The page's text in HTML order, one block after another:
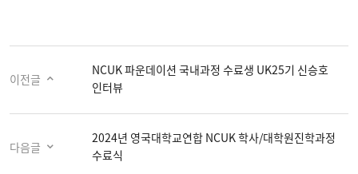
이전글
NCUK 파운데이션 국내과정 수료생 UK25기 신승호
인터뷰
다음글
2024년 영국대학교연합 NCUK 학사/대학원진학과정
수료식